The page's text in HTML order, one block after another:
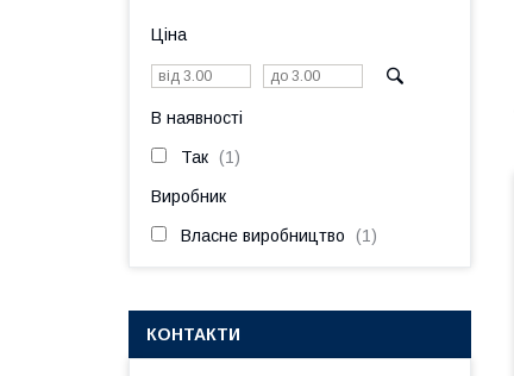
Ціна
В наявності
Так 1
Виробник
Власне виробництво 1
КОНТАКТИ